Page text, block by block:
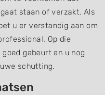
staan of verzakt. Als
u er verstandig aan om
Op die
gebeurt en u nog
schutting.